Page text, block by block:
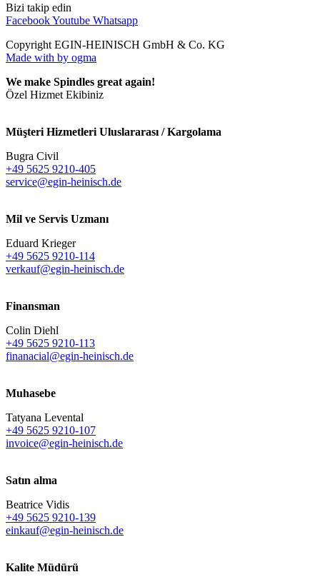
Bizi takip edin
FacebookYoutube Whatsapp
Copyright EGIN-HEINISCH GmbH & Co. KG
Made with by ogma
We make Spindles great again!
Özel Hizmet Ekibiniz
Müşteri Hizmetleri Uluslararası / Kargolama
Bugra Civil
+49 5625 9210-405
service@egin-heinisch.de
Mil ve Servis Uzmanı
Eduard Krieger
+49 5625 9210-114
verkauf@egin-heinisch.de
Finansman
Colin Diehl
+49 5625 9210-113
finanacial@egin-heinisch.de
Muhasebe
Tatyana Levental
+49 5625 9210-107
invoice@egin-heinisch.de
Satın alma
Beatrice Vidis
+49 5625 9210-139
einkauf@egin-heinisch.de
Kalite Müdürü